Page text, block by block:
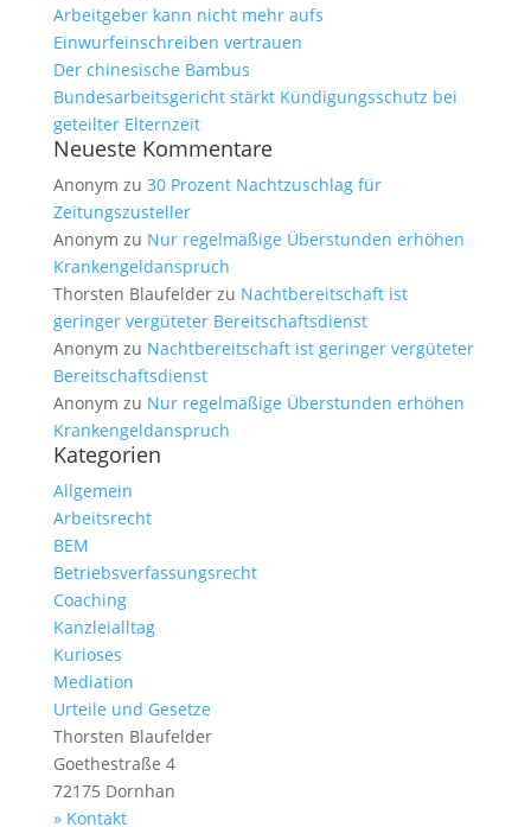
Arbeitgeber kann nicht mehr aufs
Einwurfeinschreiben vertrauen
Der chinesische Bambus
Bundesarbeitsgericht stärkt Kündigungsschutz bei
geteilter Elternzeit
Neueste Kommentare
Anonym zu 30 Prozent Nachtzuschlag für
Zeitungszusteller
Anonym zu Nur regelmäßige Überstunden erhöhen
Krankengeldanspruch
Thorsten Blaufelderzu Nachtbereitschaft ist
geringer vergüteter Bereitschaftsdienst
Anonym zu Nachtbereitschaft ist geringer vergüteter
Bereitschaftsdienst
Anonym zu Nur regelmäßige Überstunden erhöhen
Krankengeldanspruch
Kategorien
Allgemein
Arbeitsrecht
BEM
Betriebsverfassungsrecht
Coaching
Kanzleialltag
Kurioses
Mediation
Urteile und Gesetze
Thorsten Blaufelder
Goethestraße 4
72175 Dornhan
» Kontakt